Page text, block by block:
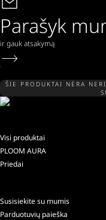
Parašyk
ir gauk atsakymą
ŠIE PRODUKTAI NĖRA
Visi produktai
PLOOM AURA
Priedai
Susisiekite su mumis
Parduotuvių paieška